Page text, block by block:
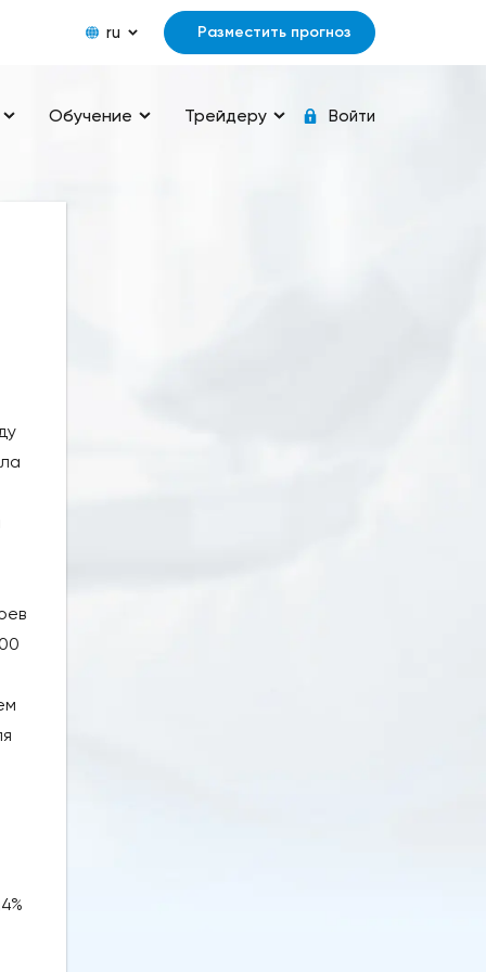
ru Разместить прогноз
Обучение Трейдеру Войти